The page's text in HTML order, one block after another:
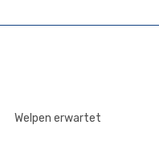
Welpen erwartet